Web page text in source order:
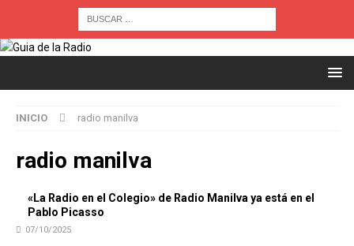
INICIO radio manilva
radio manilva
«La Radio en el Colegio» de Radio Manilva ya está en el
Pablo Picasso
07/10/2025